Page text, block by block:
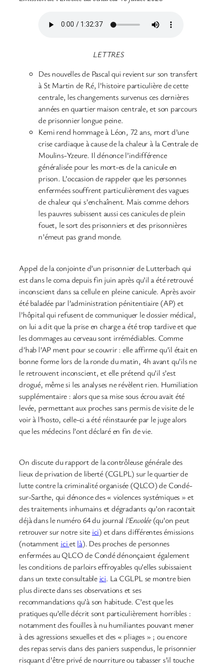
LETTRES
Des nouvelles de Pascal qui revient sur son transfert
à St Martin de Ré, l’histoire particulière de cette
centrale, les changements survenus ces dernières
années en quartier maison centrale, et son parcours
de prisonnier longue peine.
Kemi rend hommage à Léon, 72 ans, mort d’une
crise cardiaque à cause de la chaleur à la Centrale de
Moulins-Yzeure. Il dénonce l’indifférence
généralisée pour les mort-es de la canicule en
prison. L’occasion de rappeler que les personnes
enfermées souffrent particulièrement des vagues
de chaleur qui s’enchaînent. Mais comme dehors
les pauvres subissent aussi ces canicules de plein
fouet, le sort des prisonniers et des prisonnières
n’émeut pas grand monde.
Appel de la conjointe d’un prisonnier de Lutterbach qui
est dans le coma depuis fin juin après qu’il a été retrouvé
inconscient dans sa cellule en pleine canicule. Après avoir
été baladée par l’administration pénitentiaire (AP) et
l’hôpital qui refusent de communiquer le dossier médical,
on lui a dit que la prise en charge a été trop tardive et que
les dommages au cerveau sont irrémédiables. Comme
d’hab l’AP ment pour se couvrir : elle affirme qu’il était en
bonne forme lors de la ronde du matin, 4h avant qu’ils ne
le retrouvent inconscient, et elle prétend qu’il s’est
drogué, même si les analyses ne révèlent rien. Humiliation
supplémentaire : alors que sa mise sous écrou avait été
levée, permettant aux proches sans permis de visite de le
voir à l’hosto, celle-ci a été réinstaurée par le juge alors
que les médecins l’ont déclaré en fin de vie.
On discute du rapport de la contrôleuse générale des
lieux de privation de liberté (CGLPL) sur le quartier de
lutte contre la criminalité organisée (QLCO) de Condé-
sur-Sarthe, qui dénonce des « violences systémiques » et
des traitements inhumains et dégradants qu’on racontait
déjà dans le numéro 64 du journal l’Envolée(qu’on peut
retrouver sur notre site ici) et dans différentes émissions
(notamment icietlà). Des proches de personnes
enfermées au QLCO de Condé dénonçaient également
les conditions de parloirs effroyables qu’elles subissaient
dans un texte consultable ici. La CGLPL se montre bien
plus directe dans ses observations et ses
recommandations qu’à son habitude. C’est que les
pratiques qu’elle décrit sont particulièrement horribles :
notamment des fouilles à nu humiliantes pouvant mener
à des agressions sexuelles et des « pliages » ; ou encore
des repas servis dans des paniers suspendus, le prisonnier
risquant d’être privé de nourriture ou tabasser s’il touche